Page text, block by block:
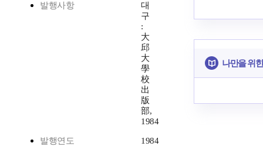
발행사항
대
구
:
大
邱
大
學
校
出
版
部,
1984
발행연도 1984
나만을 위